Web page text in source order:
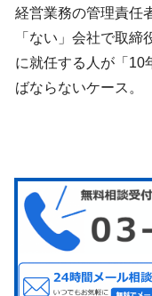
経営業務の管理責任
「ない」会社で取
に就任する人が「10
ばならないケース。